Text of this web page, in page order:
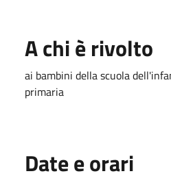
A chi è rivolto
ai bambini della scuola
primaria
Date e orari